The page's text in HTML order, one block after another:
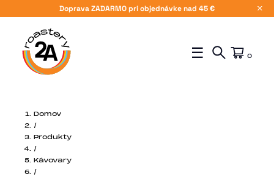
Doprava ZADARMO pri objednávke nad 45 € X
☰ 0
Domov
/
Produkty
/
Kávovary
/